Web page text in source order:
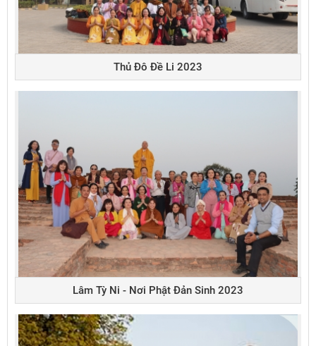
Thủ Đô Đề Li 2023
Lâm Tỳ Ni - Nơi Phật Đản Sinh 2023